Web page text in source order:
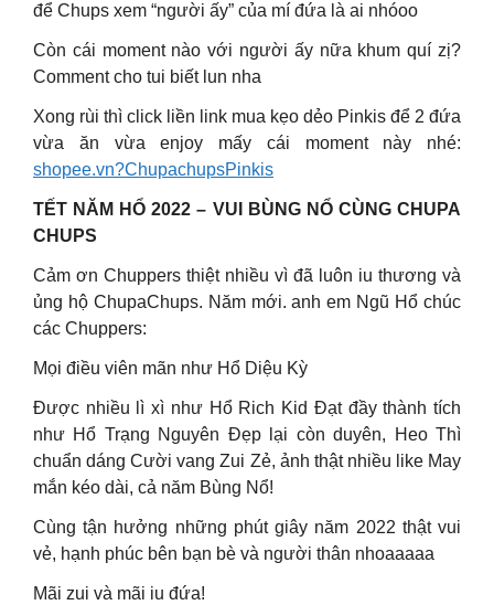
để Chups xem “người ấy” của mí đứa là ai nhóoo
Còn cái moment nào với người ấy nữa khum quí zị?
Comment cho tui biết lun nha
Xong rùi thì click liền link mua kẹo dẻo Pinkis để 2 đứa
vừa ăn vừa enjoy mấy cái moment này nhé:
shopee.vn?ChupachupsPinkis
TẾT NĂM HỔ 2022 – VUI BÙNG NỔ CÙNG CHUPA
CHUPS
Cảm ơn Chuppers thiệt nhiều vì đã luôn iu thương và
ủng hộ ChupaChups. Năm mới. anh em Ngũ Hổ chúc
các Chuppers:
Mọi điều viên mãn như Hổ Diệu Kỳ
Được nhiều lì xì như Hổ Rich Kid Đạt đầy thành tích
như Hổ Trạng Nguyên Đẹp lại còn duyên, Heo Thì
chuẩn dáng Cười vang Zui Zẻ, ảnh thật nhiều like May
mắn kéo dài, cả năm Bùng Nổ!
Cùng tận hưởng những phút giây năm 2022 thật vui
vẻ, hạnh phúc bên bạn bè và người thân nhoaaaaa
Mãi zui và mãi iu đứa!